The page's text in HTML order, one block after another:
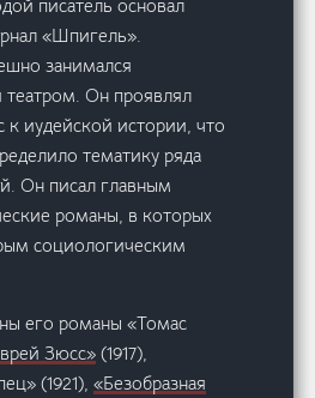
писатель основал
«Шпигель».
занимался
театром. Он проявлял
иудейской истории, что
тематику ряда
Он писал главным
романы, в которых
социологическим
его романы «Томас
Зюсс» (1917),
(1921),«Безобразная